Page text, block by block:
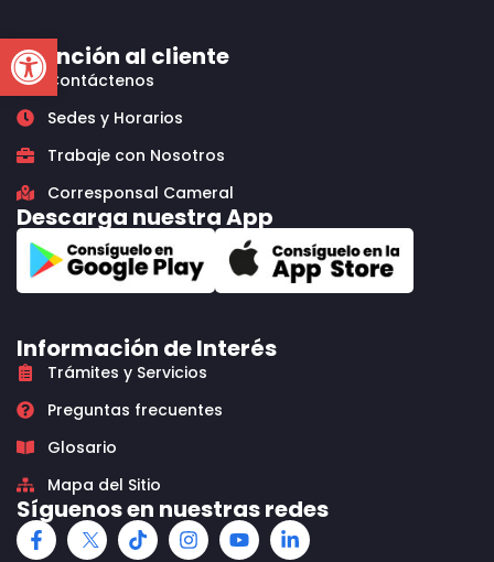
Open toolbar
Atención al cliente
Contáctenos
Sedes y Horarios
Trabaje con Nosotros
Corresponsal Cameral
Descarga nuestra App
Información de Interés
Trámites y Servicios
Preguntas frecuentes
Glosario
Mapa del Sitio
Síguenos en nuestras redes